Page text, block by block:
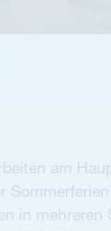
am
in mehreren